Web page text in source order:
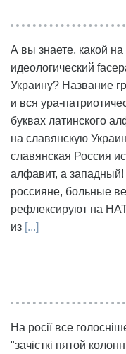
А вы знаете, какой
идеологический
Украину? Название
и вся ура-
буквах латинского
на славянскую
славянская Россия
алфавит, а западный!
россияне, больные
рефлексируют на
из [...]
На росії все
"зачісткі пятой